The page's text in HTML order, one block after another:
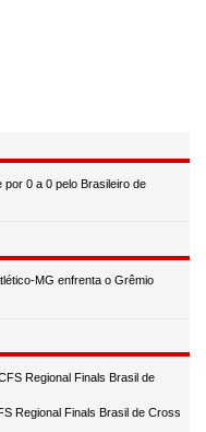
por 0 a 0 pelo Brasileiro de
MG enfrenta o Grêmio
Regional Finals Brasil de
Regional Finals Brasil de Cross